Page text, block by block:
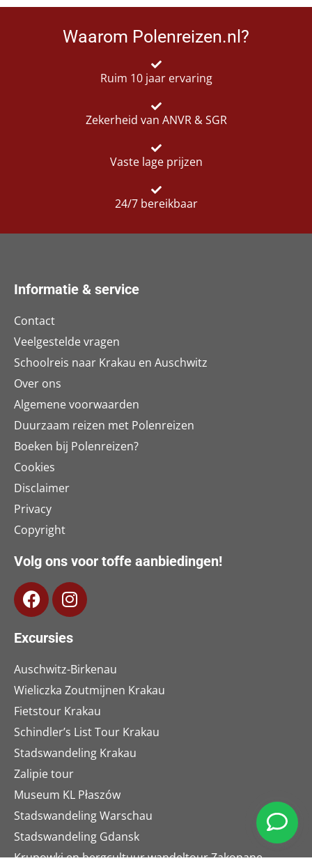
Waarom Polenreizen.nl?
Ruim 10 jaar ervaring
Zekerheid van ANVR & SGR
Vaste lage prijzen
24/7 bereikbaar
Informatie & service
Contact
Veelgestelde vragen
Schoolreis naar Krakau en Auschwitz
Over ons
Algemene voorwaarden
Duurzaam reizen met Polenreizen
Boeken bij Polenreizen?
Cookies
Disclaimer
Privacy
Copyright
Volg ons voor toffe aanbiedingen!
Excursies
Auschwitz-Birkenau
Wieliczka Zoutmijnen Krakau
Fietstour Krakau
Schindler’s List Tour Krakau
Stadswandeling Krakau
Zalipie tour
Museum KL Płaszów
Stadswandeling Warschau
Stadswandeling Gdansk
Krupowki en bergcultuur wandeltour Zakopane